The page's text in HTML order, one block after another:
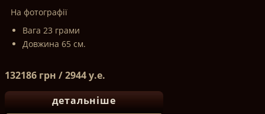
На фотографії
Вага 23 грами
Довжина 65 см.
132186 грн / 2944 у.е.
детальніше